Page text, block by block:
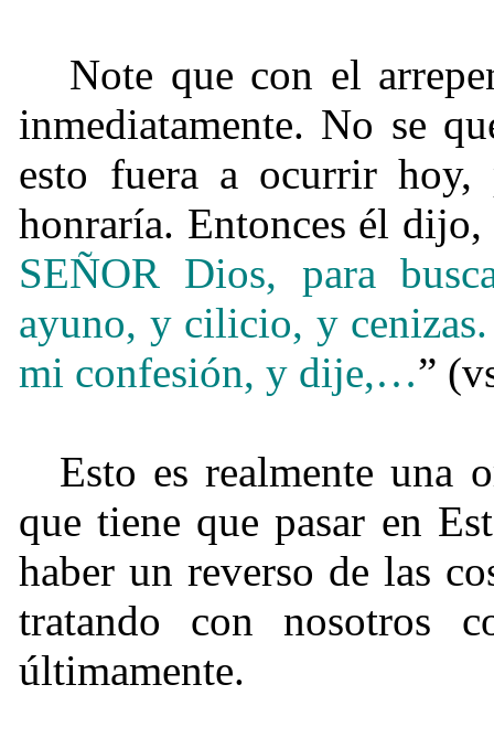
Note que con el
inmediatamente. No se
esto fuera a ocurrir
honraría. Entonces él
SEÑOR Dios, para
ayuno, y cilicio, y
mi confesión, y dije,…”
Esto es realmente una
que tiene que pasar en
haber un reverso de las
tratando con nosotros
últimamente.